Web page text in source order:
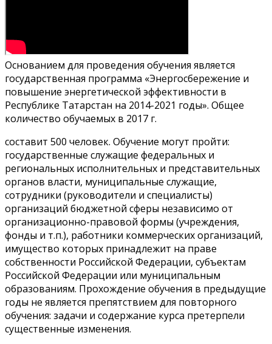
Основанием для проведения обучения является
государственная программа «Энергосбережение и
повышение энергетической эффективности в
Республике Татарстан на 2014-2021 годы». Общее
количество обучаемых в 2017 г.
составит 500 человек. Обучение могут пройти:
государственные служащие федеральных и
региональных исполнительных и представительных
органов власти, муниципальные служащие,
сотрудники (руководители и специалисты)
организаций бюджетной сферы независимо от
организационно-правовой формы (учреждения,
фонды и т.п.), работники коммерческих организаций,
имущество которых принадлежит на праве
собственности Российской Федерации, субъектам
Российской Федерации или муниципальным
образованиям. Прохождение обучения в предыдущие
годы не является препятствием для повторного
обучения: задачи и содержание курса претерпели
существенные изменения.